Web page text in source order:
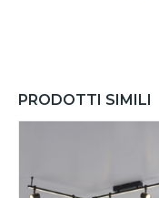
PRODOTTI SIMILI